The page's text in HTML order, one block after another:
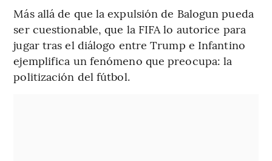
Más allá de que la expulsión de Balogun pueda
ser cuestionable, que la FIFA lo autorice para
jugar tras el diálogo entre Trump e Infantino
ejemplifica un fenómeno que preocupa: la
politización del fútbol.